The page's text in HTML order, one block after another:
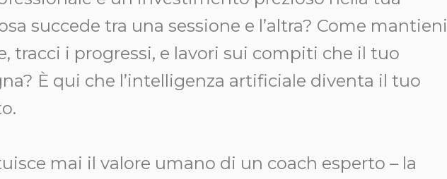
succede tra una sessione e l’altra? Come mantieni
tracci i progressi, e lavori sui compiti che il tuo
È qui che l’intelligenza artificiale diventa il tuo
mai il valore umano di un coach esperto – la